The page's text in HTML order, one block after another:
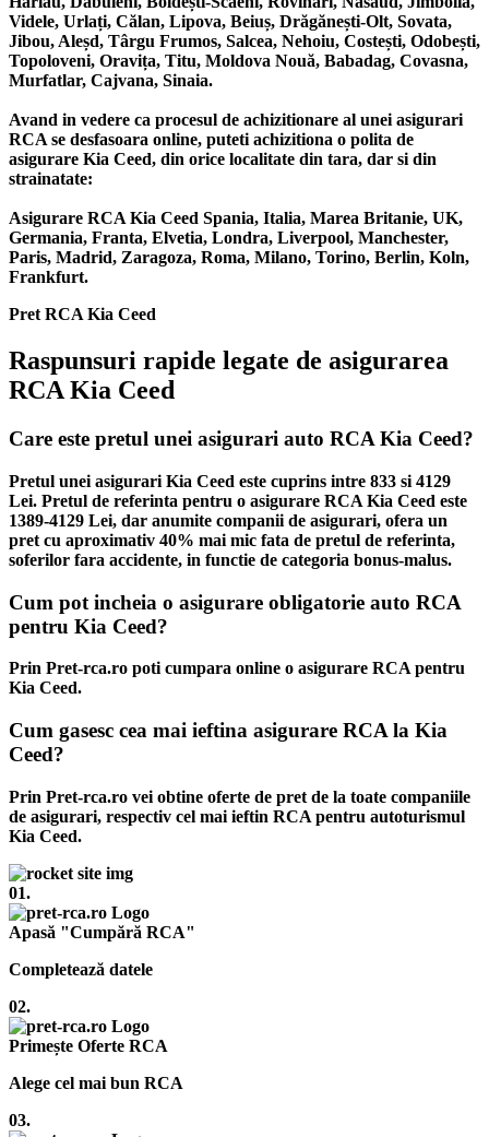
Videle, Urlați, Călan, Lipova, Beiuș, Drăgănești-Olt, Sovata,
Jibou, Aleșd, Târgu Frumos, Salcea, Nehoiu, Costești, Odobești,
Topoloveni, Oravița, Titu, Moldova Nouă, Babadag, Covasna,
Murfatlar, Cajvana, Sinaia.
Avand in vedere ca procesul de achizitionare al unei asigurari
RCA se desfasoara online, puteti achizitiona o polita de
asigurare Kia Ceed, din orice localitate din tara, dar si din
strainatate:
Asigurare RCA Kia Ceed Spania, Italia, Marea Britanie, UK,
Germania, Franta, Elvetia, Londra, Liverpool, Manchester,
Paris, Madrid, Zaragoza, Roma, Milano, Torino, Berlin, Koln,
Frankfurt.
Pret RCA Kia Ceed
Raspunsuri rapide legate de asigurarea
RCA Kia Ceed
Care este pretul unei asigurari auto RCA Kia Ceed?
Pretul unei asigurari Kia Ceed este cuprins intre 833 si 4129
Lei. Pretul de referinta pentru o asigurare RCA Kia Ceed este
1389-4129 Lei, dar anumite companii de asigurari, ofera un
pret cu aproximativ 40% mai mic fata de pretul de referinta,
soferilor fara accidente, in functie de categoria bonus-malus.
Cum pot incheia o asigurare obligatorie auto RCA
pentru Kia Ceed?
Prin Pret-rca.ro poti cumpara online o asigurare RCA pentru
Kia Ceed.
Cum gasesc cea mai ieftina asigurare RCA la Kia
Ceed?
Prin Pret-rca.ro vei obtine oferte de pret de la toate companiile
de asigurari, respectiv cel mai ieftin RCA pentru autoturismul
Kia Ceed.
01.
Apasă "Cumpără RCA"
Completează datele
02.
Primește Oferte RCA
Alege cel mai bun RCA
03.